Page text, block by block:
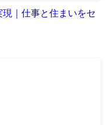
｜仕事と住まいをセ